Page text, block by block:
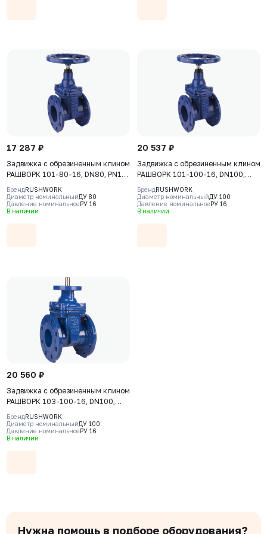
17 287 ₽
Задвижка с обрезиненным клином
РАШВОРК 101-80-16, DN80, PN16,
корпус - GJS-500-7 (GGG50),
клин - GJS-500-7 (GGG50),
уплотнение - EPDM, Ф/Ф, штурвал
БрендRUSHWORK
Диаметр номинальныйДУ 80
Давление номинальноеРУ 16
В наличии
20 537 ₽
Задвижка с обрезиненным клином
РАШВОРК 101-100-16, DN100,
PN16, корпус - GJS-500-7
(GGG50), клин - GJS-500-7
(GGG50), уплотнение - EPDM, Ф/
БрендRUSHWORK
Диаметр номинальныйДУ 100
Давление номинальноеРУ 16
В наличии
20 560 ₽
Задвижка с обрезиненным клином
РАШВОРК 103-100-16, DN100,
PN16, корпус-GJS-500-7
(GGG50), клин-GJS-500-7
(GGG50), уплотнение-EPDM, Ф/Ф,
БрендRUSHWORK
Диаметр номинальныйДУ 100
Давление номинальноеРУ 16
В наличии
Нужна помощь в подборе оборудования?